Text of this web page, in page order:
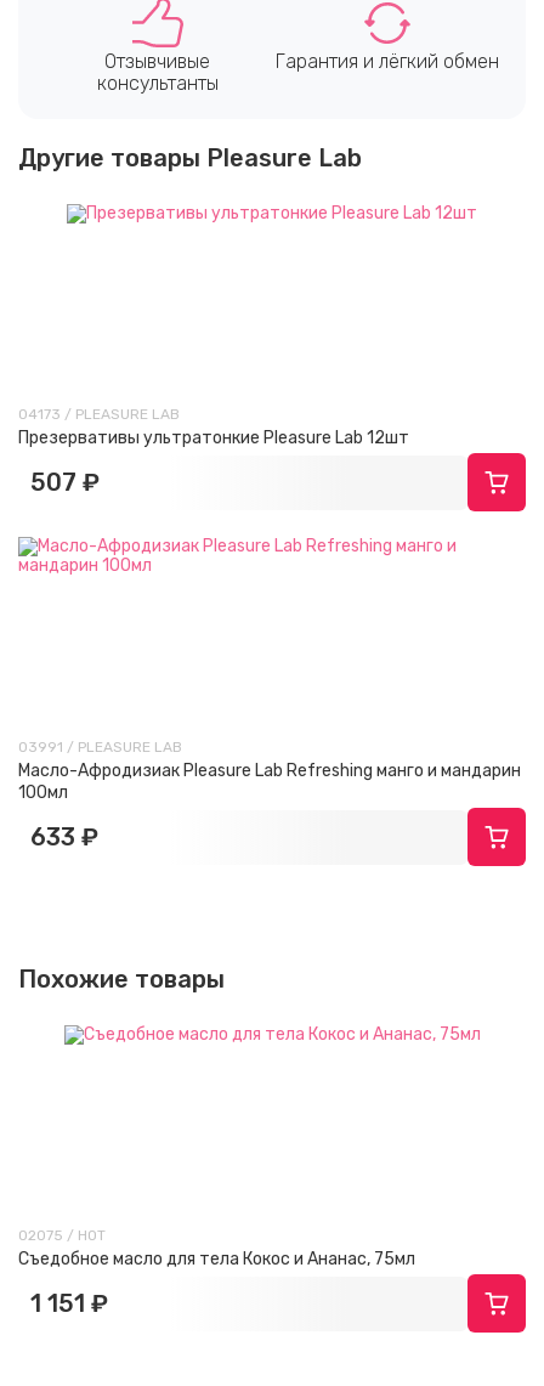
Отзывчивые
консультанты
Гарантия и лёгкий обмен
Другие товары Pleasure Lab
04173 / PLEASURE LAB
Презервативы ультратонкие Pleasure Lab 12шт
507 ₽
03991 / PLEASURE LAB
Масло-Афродизиак Pleasure Lab Refreshing манго и мандарин
100мл
633 ₽
Похожие товары
02075 / HOT
Съедобное масло для тела Кокос и Ананас, 75мл
1 151 ₽